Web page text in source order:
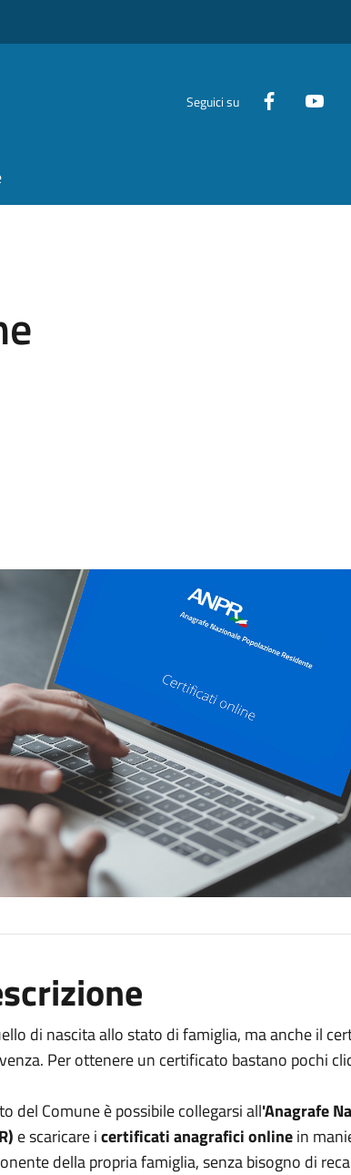
Seguici su
di nascita allo stato di famiglia, ma anche il
Per ottenere un certificato bastano pochi
del Comune è possibile collegarsi all'Anagrafe
e scaricare icertificati anagrafici onlinein
della propria famiglia, senza bisogno di